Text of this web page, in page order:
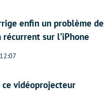
enfin un problème de
récurrent sur l’iPhone
ce vidéoprojecteur